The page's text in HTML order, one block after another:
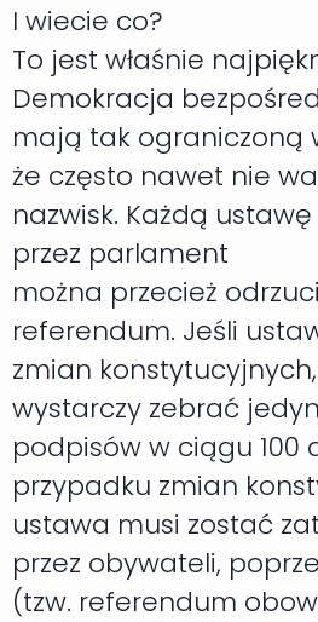
I wiecie co?
To jest właśnie
Demokracja
mają tak ograniczoną
że często nawet nie
nazwisk. Każdą
przez parlament
można przecież
referendum. Jeśli
zmian konstytucyjnych,
wystarczy zebrać
podpisów w ciągu 100
przypadku zmian
ustawa musi zostać
przez obywateli,
(tzw. referendum